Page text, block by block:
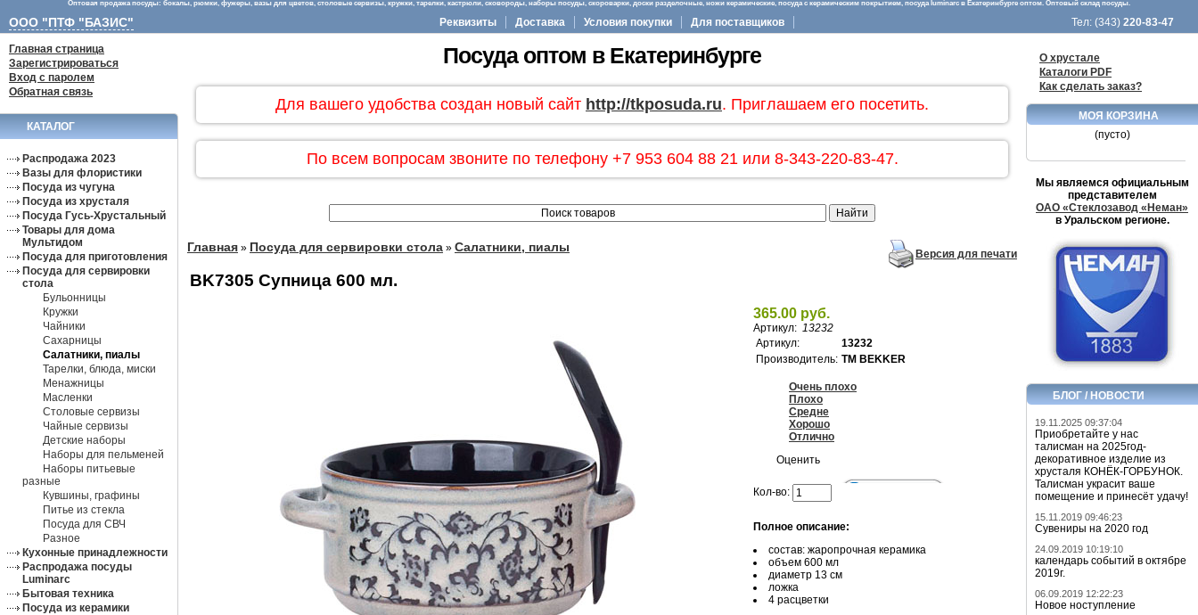
Оптовая продажа посуды: бокалы, рюмки, фужеры, вазы для цветов, столовые сервизы, кружки, тарелки, кастрюли, сковороды, наборы посуды, скороварки, доски разделочные, ножи керамические, посуда с керамическим покрытием, посуда luminarc в Екатеринбурге оптом. Оптовый склад посуды.
ООО "ПТФ "БАЗИС" Реквизиты Доставка Условия покупки Для поставщиков Тел: (343) 220-83-47
Главная страница
Зарегистрироваться
Вход с паролем
Обратная связь
КАТАЛОГ
Распродажа 2023
Вазы для флористики
Посуда из чугуна
Посуда из хрусталя
Посуда Гусь-Хрустальный
Товары для дома
Мультидом
Посуда для приготовления
Посуда для сервировки
стола
Бульонницы
Кружки
Чайники
Сахарницы
Салатники, пиалы
Тарелки, блюда, миски
Менажницы
Масленки
Столовые сервизы
Чайные сервизы
Детские наборы
Наборы для пельменей
Наборы питьевые
разные
Кувшины, графины
Питье из стекла
Посуда для СВЧ
Разное
Кухонные принадлежности
Распродажа посуды
Luminarc
Бытовая техника
Посуда из керамики
Посуда оптом в Екатеринбурге
Для вашего удобства создан новый сайт http://tkposuda.ru. Приглашаем его посетить.
По всем вопросам звоните по телефону +7 953 604 88 21 или 8-343-220-83-47.
Главная » Посуда для сервировки стола » Салатники, пиалы Версия для печати
BK7305 Супница 600 мл.
365.00 руб.
Артикул: 13232
Артикул:
13232
Производитель: TM BEKKER
Очень плохо
Плохо
Средне
Хорошо
Отлично
Оценить
Кол-во:
Полное описание:
состав: жаропрочная керамика
объем 600 мл
диаметр 13 см
ложка
4 расцветки
О хрустале
Каталоги PDF
Как сделать заказ?
МОЯ КОРЗИНА
(пусто)
Мы являемся официальным
представителем
ОАО «Стеклозавод «Неман»
в Уральском регионе.
БЛОГ / НОВОСТИ
19.11.2025 09:37:04
Приобретайте у нас
талисман на 2025год-
декоративное изделие из
хрусталя КОНЁК-ГОРБУНОК.
Талисман украсит ваше
помещение и принесёт удачу!
15.11.2019 09:46:23
Сувениры на 2020 год
24.09.2019 10:19:10
календарь событий в октябре
2019г.
06.09.2019 12:22:23
Новое ноступление